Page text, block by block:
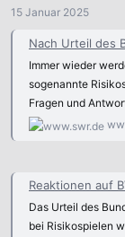
n
15 Januar 2025
Nach Urteil des
Immer wieder
sogenannte
Fragen und
Reaktionen auf
Das Urteil des
bei Risikospielen